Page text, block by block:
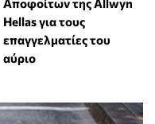
Αποφοίτων της Allwyn
Hellas για τους
επαγγελματίες του
αύριο